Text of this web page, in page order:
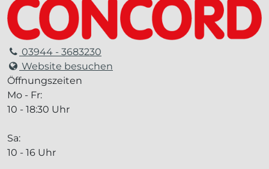
03944 - 3683230
Website besuchen
Öffnungszeiten
Mo - Fr:
10 - 18:30 Uhr
Sa:
10 - 16 Uhr